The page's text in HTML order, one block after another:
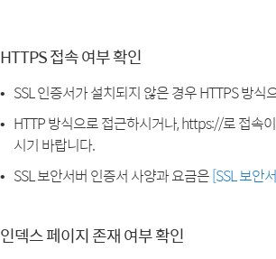
HTTPS 접속 여부 확인
SSL 인증서가 설치되지 않은 경우 HTTPS 방식
HTTP 방식으로 접근하시거나, https://로 접속
시기 바랍니다.
SSL 보안서버 인증서 사양과 요금은[SSL 보안
인덱스 페이지 존재 여부 확인